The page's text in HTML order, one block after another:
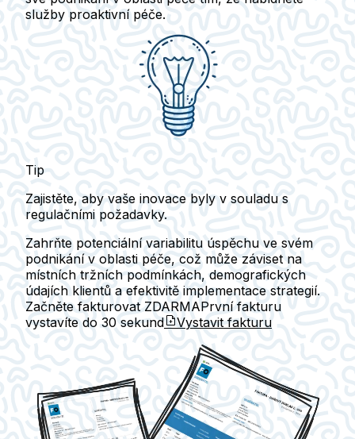
služby proaktivní péče.
Tip
Zajistěte, aby vaše inovace byly v souladu s
regulačními požadavky.
Zahrňte potenciální variabilitu úspěchu ve svém
podnikání v oblasti péče, což může záviset na
místních tržních podmínkách, demografických
údajích klientů a efektivitě implementace strategií.
Začněte fakturovat ZDARMAPrvní fakturu
vystavíte do 30 sekund Vystavit fakturu